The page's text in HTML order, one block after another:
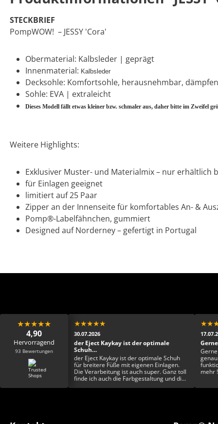
STECKBRIEF
PompWOW! – JESSY 'Cora'
Obermaterial: Kalbsleder | geprägt
Innenmaterial: Kalbsleder
Decksohle: Komfortsohle, herausnehmbar,
Sohle: EVA | extraleicht
Dieses Modell fällt etwas kleiner bzw. schmaler aus, daher bitte im Zweifel
Weitere Highlights:
Exklusiver Muster- und Materialmix – nur erhältlich
für Einlagen geeignet
limitiert auf 25 Paar
Zipper an der Innenseite für komfortables An- &
Pomp®-Labelfähnchen, gummiert
Designed auf Norderney – gefertigt in Portugal
★★★★★
4,90
Hervorragend
93 Bewertungen
🙏🏾
🙏🏾
★★★★★
30.07.2026
der Eject Kaykay ist der optimale
Schuh…
der Eject Kaykay ist der optimale Schuh
für breitere Füße mit eigenen Einlagen.
Die Verarbeitung ist auch super. Ganz toll
finde ich auch die Farbgestaltung und die
★★
mehr